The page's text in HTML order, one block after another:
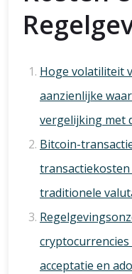
Hoge volatiliteit
aanzienlijke
vergelijking met
Bitcoin-
traditionele
acceptatie en